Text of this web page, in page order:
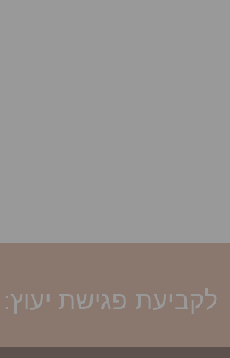
לקביעת פגישת יעוץ: